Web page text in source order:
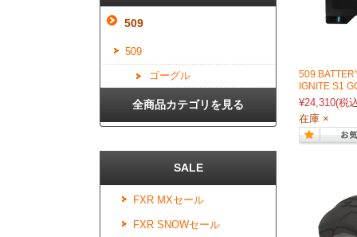
509
IGNITE S1
¥24,310(税
在庫 ×
509
509
ゴーグル
全商品カテゴリを見る
SALE
FXR MXセール
FXR SNOWセール